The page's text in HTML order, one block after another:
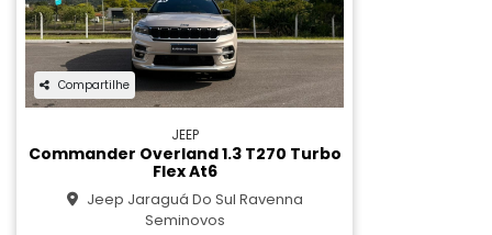
Compartilhe
JEEP
Commander Overland 1.3 T270 Turbo
Flex At6
Jeep Jaraguá Do Sul Ravenna
Seminovos